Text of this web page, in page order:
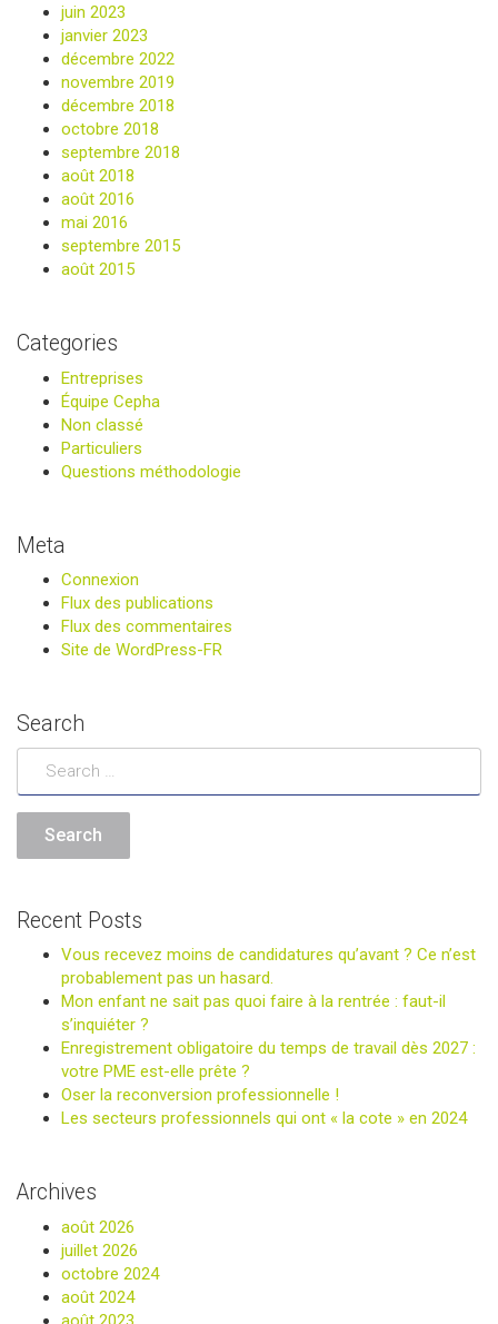
juin 2023
janvier 2023
décembre 2022
novembre 2019
décembre 2018
octobre 2018
septembre 2018
août 2018
août 2016
mai 2016
septembre 2015
août 2015
Categories
Entreprises
Équipe Cepha
Non classé
Particuliers
Questions méthodologie
Meta
Connexion
Flux des publications
Flux des commentaires
Site de WordPress-FR
Search
Recent Posts
Vous recevez moins de candidatures qu’avant ? Ce n’est
probablement pas un hasard.
Mon enfant ne sait pas quoi faire à la rentrée : faut-il
s’inquiéter ?
Enregistrement obligatoire du temps de travail dès 2027 :
votre PME est-elle prête ?
Oser la reconversion professionnelle !
Les secteurs professionnels qui ont « la cote » en 2024
Archives
août 2026
juillet 2026
octobre 2024
août 2024